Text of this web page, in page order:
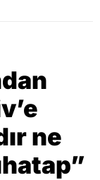
ne